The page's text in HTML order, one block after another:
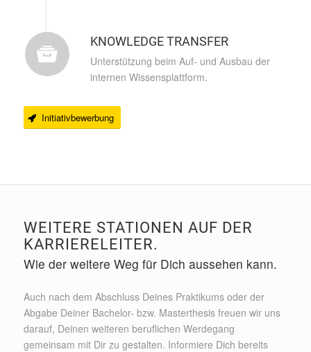
KNOWLEDGE TRANSFER
Unterstützung beim Auf- und Ausbau der
internen Wissensplattform.
Initiativbewerbung
WEITERE STATIONEN AUF DER
KARRIERELEITER.
Wie der weitere Weg für Dich aussehen kann.
Auch nach dem Abschluss Deines Praktikums oder der
Abgabe Deiner Bachelor- bzw. Masterthesis freuen wir uns
darauf, Deinen weiteren beruflichen Werdegang
gemeinsam mit Dir zu gestalten. Informiere Dich bereits